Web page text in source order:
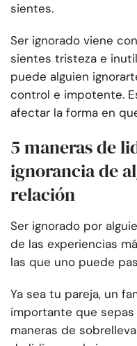
sientes.
Ser ignorado viene
sientes tristeza e
puede alguien
control e impotente.
afectar la forma en
5 maneras de
ignorancia de
relación
Ser ignorado por
de las experiencias
las que uno puede
Ya sea tu pareja, un
importante que
maneras de